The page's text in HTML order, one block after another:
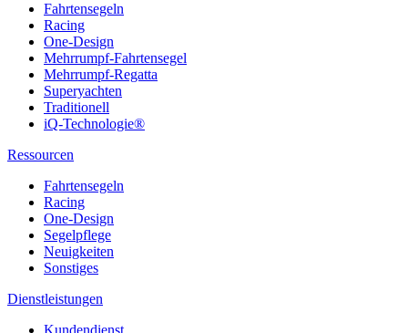
Fahrtensegeln
Racing
One-Design
Mehrrumpf-Fahrtensegel
Mehrrumpf-Regatta
Superyachten
Traditionell
iQ-Technologie®
Ressourcen
Fahrtensegeln
Racing
One-Design
Segelpflege
Neuigkeiten
Sonstiges
Dienstleistungen